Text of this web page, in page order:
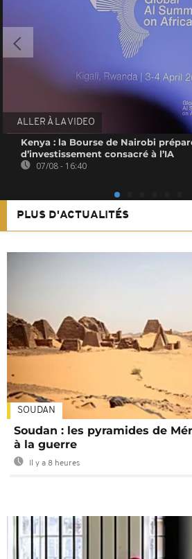
ALLER À LA VIDEO
Kenya : la Bourse de Nairobi
d’investissement consacré à l’IA
07/08 - 16:40
PLUS D'ACTUALITÉS
SOUDAN
Soudan : les pyramides de
à la guerre
Il y a 8 heures